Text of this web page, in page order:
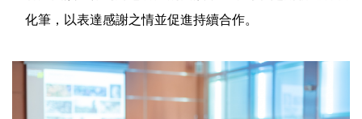
化筆，以表達感謝之情並促進持續合作。